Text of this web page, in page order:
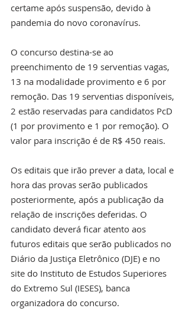
certame após suspensão, devido à
pandemia do novo coronavírus.
O concurso destina-se ao
preenchimento de 19 serventias vagas,
13 na modalidade provimento e 6 por
remoção. Das 19 serventias disponíveis,
2 estão reservadas para candidatos PcD
(1 por provimento e 1 por remoção). O
valor para inscrição é de R$ 450 reais.
Os editais que irão prever a data, local e
hora das provas serão publicados
posteriormente, após a publicação da
relação de inscrições deferidas. O
candidato deverá ficar atento aos
futuros editais que serão publicados no
Diário da Justiça Eletrônico (DJE) e no
site do Instituto de Estudos Superiores
do Extremo Sul (IESES), banca
organizadora do concurso.